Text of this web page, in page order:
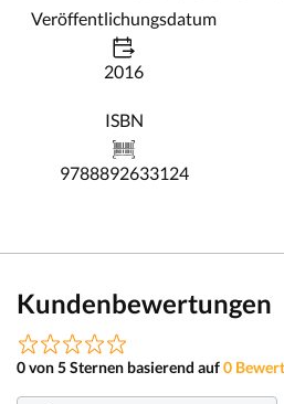
Veröffentlichungsdatum
2016
ISBN
9788892633124
Kundenbewertungen
0 von 5 Sternen basierend auf0